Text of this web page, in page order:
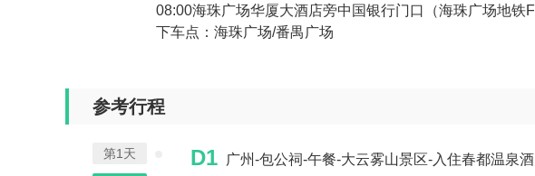
08:00海珠广场华厦大酒店旁中国银行门口（海珠广场地铁F
下车点：海珠广场/番禺广场
参考行程
第1天 D1 广州-包公祠-午餐-大云雾山景区-入住春都温泉